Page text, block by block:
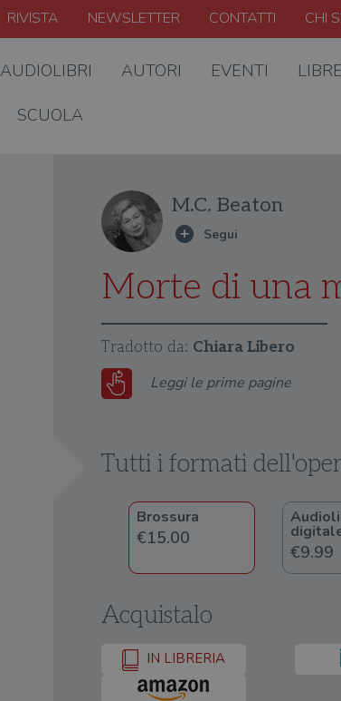
RIVISTA NEWSLETTER CONTATTI CHI
AUDIOLIBRI AUTORI EVENTI
SCUOLA
M.C. Beaton
Morte di una
Tradotto da: Chiara Libero
Leggi le prime pagine
Tutti i formati
Brossura
€15.00
€9.99
Acquistalo
IN LIBRERIA